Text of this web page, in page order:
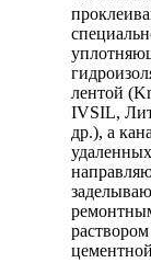
лентой
IVSIL,
др.), а
удаленных